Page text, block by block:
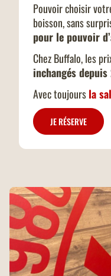
Pouvoir choisir
boisson, sans
pour le pouvoir
Chez Buffalo, les
inchangés
Avec toujoursla
JE RÉSERVE